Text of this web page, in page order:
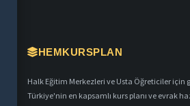
HEMKURSPLAN
Halk Eğitim Merkezleri ve Usta Öğreticiler için
Türkiye'nin en kapsamlı kurs planı ve evrak